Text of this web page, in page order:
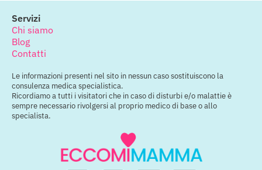
Servizi
Chi siamo
Blog
Contatti
Le informazioni presenti nel sito in nessun caso sostituiscono la
consulenza medica specialistica.
Ricordiamo a tutti i visitatori che in caso di disturbi e/o malattie è
sempre necessario rivolgersi al proprio medico di base o allo
specialista.